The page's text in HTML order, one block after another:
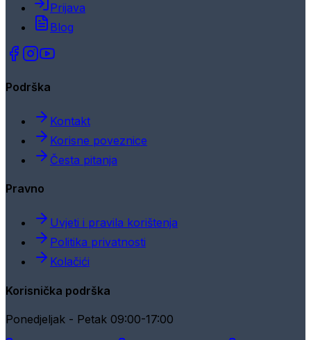
Prijava
Blog
Podrška
Kontakt
Korisne poveznice
Česta pitanja
Pravno
Uvjeti i pravila korištenja
Politika privatnosti
Kolačići
Korisnička podrška
Ponedjeljak - Petak 09:00-17:00